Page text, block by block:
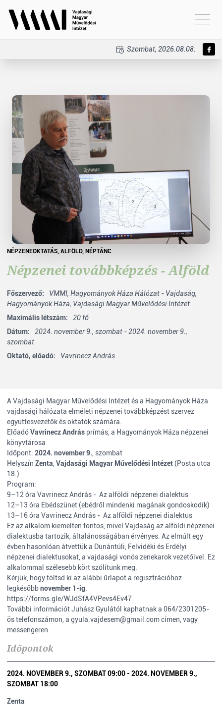
Szombat, 2026.08.08.
NÉPZENEOKTATÁS, ALFÖLD, NÉPTÁNC
Népzenei továbbképzés - Alföld
Főszervező: VMMI, Hagyományok Háza Hálózat - Vajdaság,
Hagyományok Háza, Vajdasági Magyar Művelődési Intézet
Maximális létszám:
20 fő
Dátum:
2024. november 9., szombat - 2024. november 9.,
szombat
Oktató, előadó:
Vavrinecz András
A Vajdasági Magyar Művelődési Intézet és a Hagyományok Háza
vajdasági hálózata elméleti népzenei továbbképzést szervez
együttesvezetők és oktatók számára.
ElőadóVavrinecz András prímás, a Hagyományok Háza népzenei
könyvtárosa
Időpont: 2024. november 9. , szombat
Helyszín Zenta Vajdasági Magyar Művelődési Intézet (Posta utca
18.)
Program:
9–12 óra Vavrinecz András - Az alföldi népzenei dialektus
12–13 óra Ebédszünet (ebédről mindenki magának gondoskodik)
13–16 óra Vavrinecz András - Az alföldi népzenei dialektus
Ez az alkalom kiemelten fontos, mivel Vajdaság az alföldi népzenei
dialektusba tartozik, általánosságában érvényes. Az elmúlt egy
évben hasonlóan átvettük a Dunántúli, Felvidéki és Erdélyi
népzenei dialektusokat, a vajdasági vonós zenekarok vezetőivel. Ez
alkalommal szélesebb kört szólítunk meg.
Kérjük, hogy töltsd ki az alábbi űrlapot a regisztrációhoz
legkésőbbnovember 1-ig
https://forms.gle/WJdSfA4VPevs4Ev47
További információt Juhász Gyulától kaphatnak a 064/2301205-
ös telefonszámon, a gyula.vajdesem@gmail.com címen, vagy
messengeren.
Időpontok
2024. NOVEMBER 9., SZOMBAT 09:00 - 2024. NOVEMBER 9.,
SZOMBAT 18:00
Zenta